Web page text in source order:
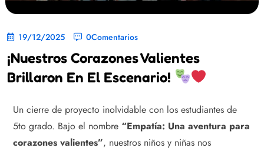
19/12/2025 0Comentarios
¡Nuestros Corazones Valientes
Brillaron En El Escenario!
Un cierre de proyecto inolvidable con los estudiantes de
5to grado. Bajo el nombre “Empatía: Una aventura para
corazones valientes”, nuestros niños y niñas nos